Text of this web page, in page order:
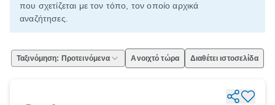
που σχετίζεται με τον τόπο, τον οποίο αρχικά
αναζήτησες.
Ταξινόμηση: Προτεινόμενα Ανοιχτό τώρα Διαθέτει ιστοσελίδα